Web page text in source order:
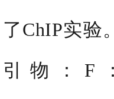
了ChIP实验
引物：F：